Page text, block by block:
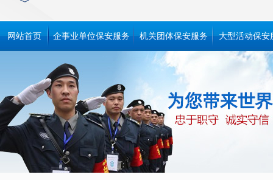
网站首页 企事业单位保安服务 机关团体保安服务 大型活动保安